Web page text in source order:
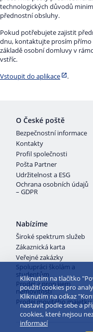
technologických důvodů
přednostní obsluhy.
Pokud potřebujete zajistit
dnu, kontaktujte prosím
základě osobní domluvy v
vstříc.
Vstoupit do aplikace
.
O České poště
Bezpečnostní informace
Kontakty
Profil společnosti
Pošta Partner
Udržitelnost a ESG
Ochrana osobních údajů
– GDPR
Nabízíme
Široké spektrum služeb
Zákaznická karta
Veřejné zakázky
Spolupráci školám a
studentům
Prodej a pronájem
nemovitostí
Prodej movitého majetku
Kliknutím na tlačítko
použití cookies pro
Kliknutím na odkaz
nastavit podle sebe a
cookies, které nejsou
informací